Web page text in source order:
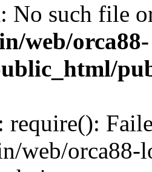
No such file
web/orca88-
: require():
web/